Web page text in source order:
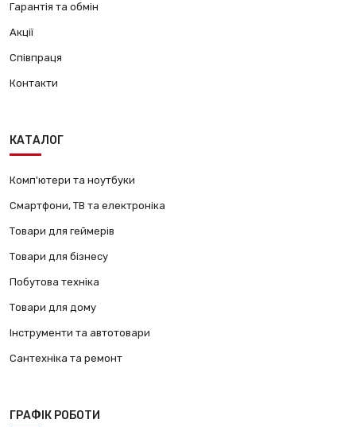
Гарантія та обмін
Акції
Співпраця
Контакти
КАТАЛОГ
Комп'ютери та ноутбуки
Смартфони, ТВ та електроніка
Товари для геймерів
Товари для бізнесу
Побутова техніка
Товари для дому
Інструменти та автотовари
Сантехніка та ремонт
ГРАФІК РОБОТИ